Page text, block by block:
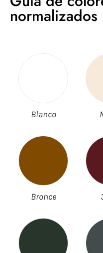
normalizados
Blanco
Bronce